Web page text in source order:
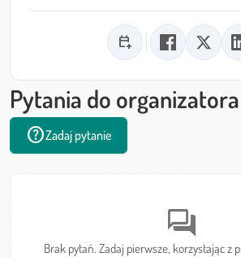
calendar_add_on
Pytania do organizatora
helpZadaj pytanie
forum
Brak pytań. Zadaj pierwsze, korzystając z